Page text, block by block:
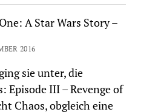
A Star Wars Story –
2016
sie unter, die
Episode III – Revenge of
Chaos, obgleich eine